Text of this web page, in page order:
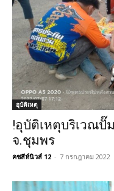
อุบัติเหตุ
!อุบัติเหตุบริเวณปั๊
จ.ชุมพร
คชสีห์นิวส์ 12 - 7 กรกฎาคม 2022